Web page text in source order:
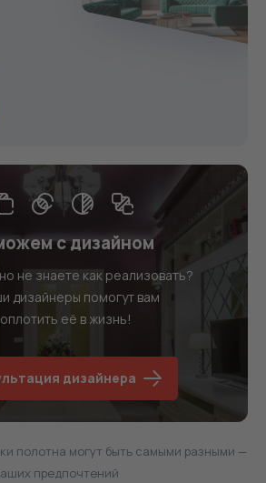
с дизайном
не знаете как реализовать?
дизайнеры помогут вам
её в жизнь!
дизайнера
полотна могут быть самыми разными —
предпочтений